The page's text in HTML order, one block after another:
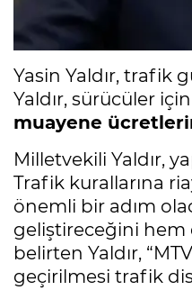
Yasin Yaldır, trafik
Yaldır, sürücüler
muayene
Milletvekili Yaldır,
Trafik kurallarına
önemli bir adım
geliştireceğini hem
belirten Yaldır,
geçirilmesi trafik